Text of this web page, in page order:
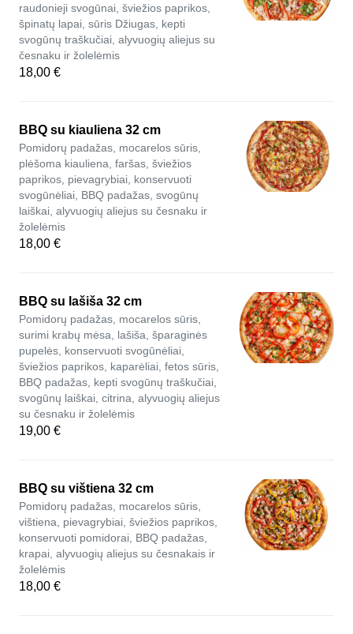
raudonieji svogūnai, šviežios paprikos,
špinatų lapai, sūris Džiugas, kepti
svogūnų traškučiai, alyvuogių aliejus su
česnaku ir žolelėmis
18,00 €
BBQ su kiauliena 32 cm
Pomidorų padažas, mocarelos sūris,
plėšoma kiauliena, faršas, šviežios
paprikos, pievagrybiai, konservuoti
svogūnėliai, BBQ padažas, svogūnų
laiškai, alyvuogių aliejus su česnaku ir
žolelėmis
18,00 €
BBQ su lašiša 32 cm
Pomidorų padažas, mocarelos sūris,
surimi krabų mėsa, lašiša, šparaginės
pupelės, konservuoti svogūnėliai,
šviežios paprikos, kaparėliai, fetos sūris,
BBQ padažas, kepti svogūnų traškučiai,
svogūnų laiškai, citrina, alyvuogių aliejus
su česnaku ir žolelėmis
19,00 €
BBQ su vištiena 32 cm
Pomidorų padažas, mocarelos sūris,
vištiena, pievagrybiai, šviežios paprikos,
konservuoti pomidorai, BBQ padažas,
krapai, alyvuogių aliejus su česnakais ir
žolelėmis
18,00 €